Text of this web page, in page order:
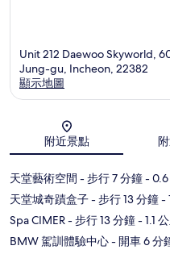
Unit 212 Daewoo Skyworld,
Jung-gu, Incheon, 22382
顯示地圖
附近景點
天堂藝術空間 - 步行 7 分鐘- 0.6
天堂城奇蹟盒子- 步行 13 分鐘-
Spa CIMER- 步行 13 分鐘- 1.1
BMW 駕訓體驗中心- 開車 6 分